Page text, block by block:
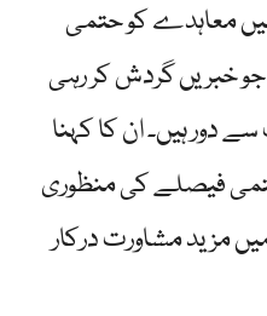
معاہدے کو حتمی
خبریں گردش کر رہی
دور ہیں۔ ان کا کہنا
فیصلے کی منظوری
مزید مشاورت درکار